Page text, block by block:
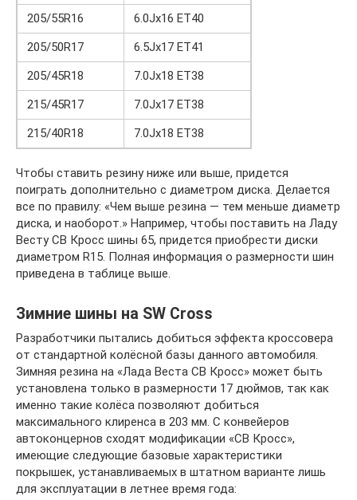
205/55R16
6.0Jx16 ET40
205/50R17
6.5Jx17 ET41
205/45R18
7.0Jx18 ET38
215/45R17
7.0Jx17 ET38
215/40R18
7.0Jx18 ET38
Чтобы ставить резину ниже или выше, придется
поиграть дополнительно с диаметром диска. Делается
все по правилу: «Чем выше резина — тем меньше диаметр
диска, и наоборот.» Например, чтобы поставить на Ладу
Весту СВ Кросс шины 65, придется приобрести диски
диаметром R15. Полная информация о размерности шин
приведена в таблице выше.
Зимние шины на SW Cross
Разработчики пытались добиться эффекта кроссовера
от стандартной колёсной базы данного автомобиля.
Зимняя резина на «Лада Веста СВ Кросс» может быть
установлена только в размерности 17 дюймов, так как
именно такие колёса позволяют добиться
максимального клиренса в 203 мм. С конвейеров
автоконцернов сходят модификации «СВ Кросс»,
имеющие следующие базовые характеристики
покрышек, устанавливаемых в штатном варианте лишь
для эксплуатации в летнее время года: